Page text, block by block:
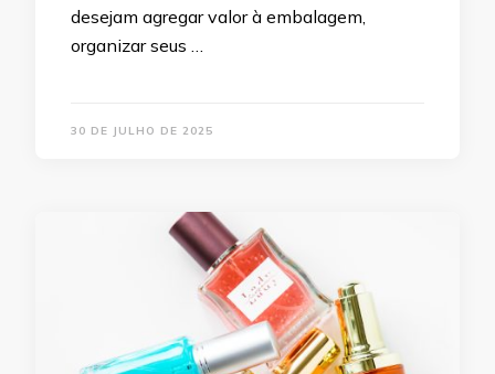
desejam agregar valor à embalagem,
organizar seus …
30 DE JULHO DE 2025